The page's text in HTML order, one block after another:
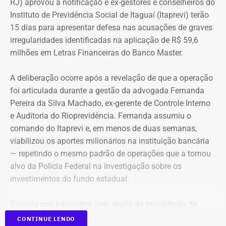
setor de seguros e planos de saúde.
Declaração de bens de Alex Melim em 2026 — Foto:
Reprodução/Divulgacand
RJ) aprovou a notificação e ex-gestores e conselheiros do
Instituto de Previdência Social de Itaguaí (Itaprevi) terão
15 dias para apresentar defesa nas acusações de graves
irregularidades identificadas na aplicação de R$ 59,6
milhões em Letras Financeiras do Banco Master.
A deliberação ocorre após a revelação de que a operação
foi articulada durante a gestão da advogada Fernanda
Pereira da Silva Machado, ex-gerente de Controle Interno
e Auditoria do Rioprevidência. Fernanda assumiu o
comando do Itaprevi e, em menos de duas semanas,
viabilizou os aportes milionários na instituição bancária
— repetindo o mesmo padrão de operações que a tornou
alvo da Polícia Federal na investigação sobre os
investimentos do fundo estadual.
Itaguaí, a ex-gerente do Rioprevidência também
CONTINUE LENDO